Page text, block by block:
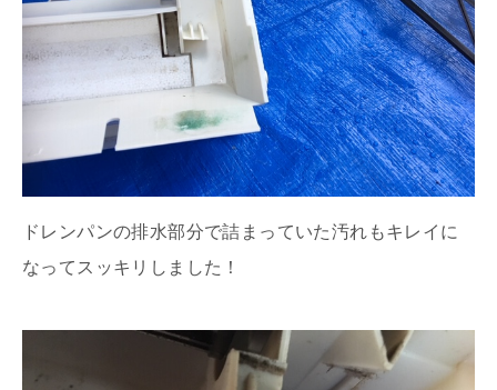
ドレンパンの排水部分で詰まっていた汚れもキレイに
なってスッキリしました！